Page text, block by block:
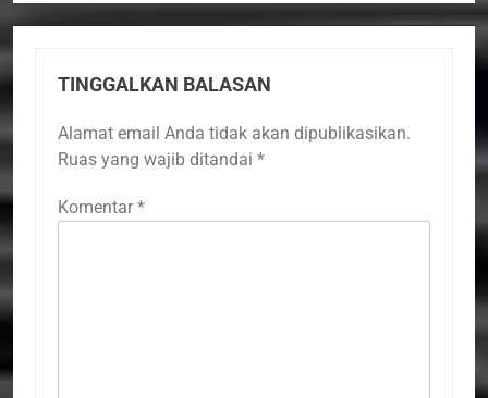
TINGGALKAN BALASAN
Alamat email Anda tidak akan dipublikasikan.
Ruas yang wajib ditandai *
Komentar *